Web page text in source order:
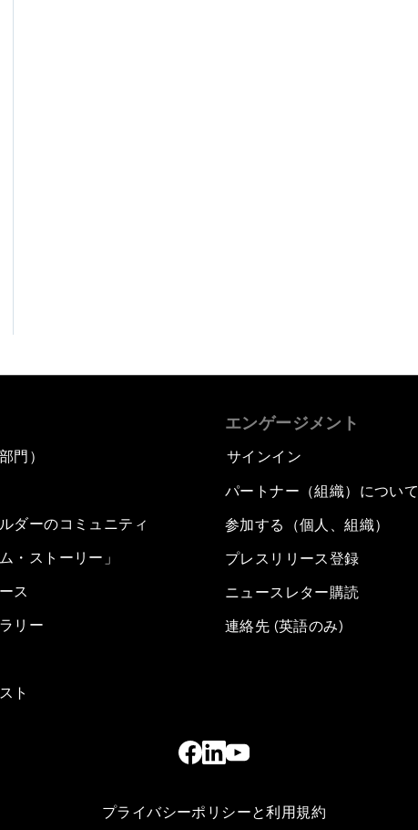
門）
ダーのコミュニティ
・ストーリー」
ス
リー
ト
エンゲージメント
サインイン
パートナー（組織）について
参加する（個人、組織）
プレスリリース登録
ニュースレター購読
連絡先 (英語のみ)
プライバシーポリシーと利用規約